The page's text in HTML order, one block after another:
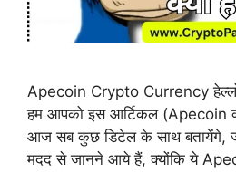
Apecoin Crypto Currency
हम आपको इस आर्टिकल (Apecoin
आज सब कुछ डिटेल के साथ बतायेंगे,
मदद से जानने आये हैं, क्योंकि ये